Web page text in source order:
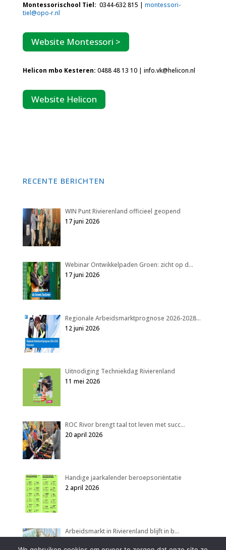
Montessorischool Tiel: 0344-632 815 | montessori-
tiel@opo-r.nl
Website Montessori >
Helicon mbo Kesteren: 0488 48 13 10 | info.vk@helicon.nl
Website Helicon
RECENTE BERICHTEN
WIN Punt Rivierenland officieel geopend
17 juni 2026
Webinar Ontwikkelpaden Groen: zicht op d…
17 juni 2026
Regionale Arbeidsmarktprognose 2026-2028…
12 juni 2026
Uitnodiging Techniekdag Rivierenland
11 mei 2026
ROC Rivor brengt taal tot leven met succ…
20 april 2026
Handige jaarkalender beroepsoriëntatie
2 april 2026
Arbeidsmarkt in Rivierenland blijft in b…